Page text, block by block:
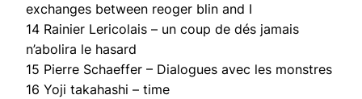
exchanges between reoger blin and I
14 Rainier Lericolais – un coup de dés jamais
n’abolira le hasard
15 Pierre Schaeffer – Dialogues avec les monstres
16 Yoji takahashi – time